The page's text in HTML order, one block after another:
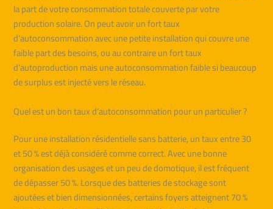
la part de votre consommation totale couverte par votre
production solaire. On peut avoir un fort taux
d’autoconsommation avec une petite installation qui couvre une
faible part des besoins, ou au contraire un fort taux
d’autoproduction mais une autoconsommation faible si beaucoup
de surplus est injecté vers le réseau.
Quel est un bon taux d’autoconsommation pour un particulier ?
Pour une installation résidentielle sans batterie, un taux entre 30
et 50 % est déjà considéré comme correct. Avec une bonne
organisation des usages et un peu de domotique, il est fréquent
de dépasser 50 %. Lorsque des batteries de stockage sont
ajoutées et bien dimensionnées, certains foyers atteignent 70 %